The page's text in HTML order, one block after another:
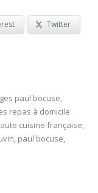
Twitter
paul bocuse,
repas à domicile
cuisine française,
, paul bocuse,